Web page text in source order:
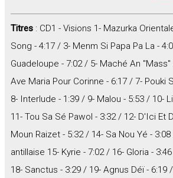
Titres : CD1 - Visions 1- Mazurka
Song - 4:17 / 3- Menm Si Papa Pa La -
Guadeloupe - 7:02 / 5- Maché An
Ave Maria Pour Corinne - 6:17 / 7- Pouki
8- Interlude - 1:39 / 9- Malou - 5:53 / 10-
11- Tou Sa Sé Pawol - 3:32 / 12- D'Ici Et
Moun Raizet - 5:32 / 14- Sa Nou Yé -
antillaise 15- Kyrie - 7:02 / 16- Gloria -
18- Sanctus - 3:29 / 19- Agnus Déï - 6:19